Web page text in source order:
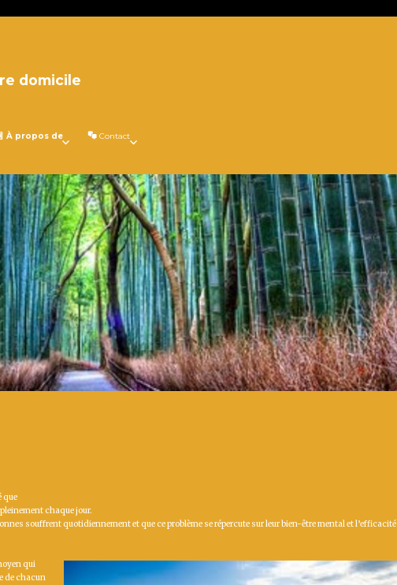
domicile
À propos de Contact
que
chaque jour.
souffrent quotidiennement et que ce problème se répercute sur leur bien-être mental et l’efficacité
qui
de chacun